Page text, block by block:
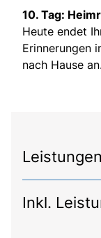
10. Tag:
Heute endet
Erinnerungen
nach Hause an.
Leistungen
Inkl.